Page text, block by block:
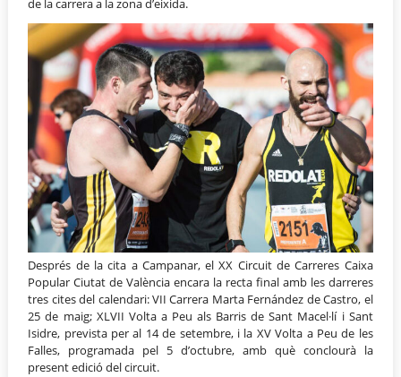
de la carrera a la zona d’eixida.
Després de la cita a Campanar, el XX Circuit de Carreres Caixa
Popular Ciutat de València encara la recta final amb les darreres
tres cites del calendari: VII Carrera Marta Fernández de Castro, el
25 de maig; XLVII Volta a Peu als Barris de Sant Macel·lí i Sant
Isidre, prevista per al 14 de setembre, i la XV Volta a Peu de les
Falles, programada pel 5 d’octubre, amb què conclourà la
present edició del circuit.